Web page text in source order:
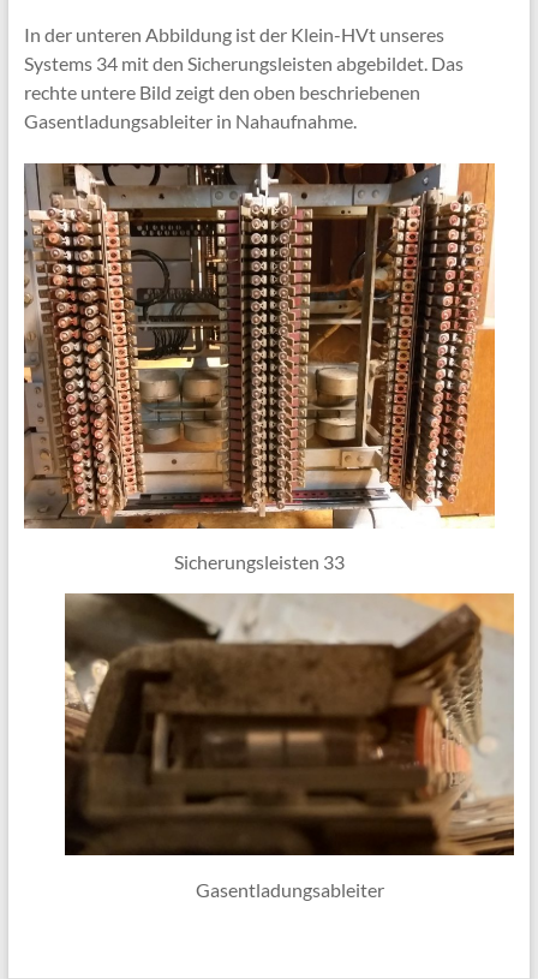
In der unteren Abbildung ist der Klein-HVt unseres
Systems 34 mit den Sicherungsleisten abgebildet. Das
rechte untere Bild zeigt den oben beschriebenen
Gasentladungsableiter in Nahaufnahme.
Sicherungsleisten 33
Gasentladungsableiter